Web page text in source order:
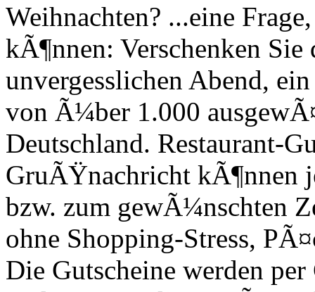
Weihnachten? ...eine
kÃ¶nnen: Verschenken
unvergesslichen Abend,
von Ã¼ber 1.000
Deutschland. Restaurant-
GruÃŸnachricht kÃ¶nnen
bzw. zum gewÃ¼nschten
ohne Shopping-Stress,
Die Gutscheine werden